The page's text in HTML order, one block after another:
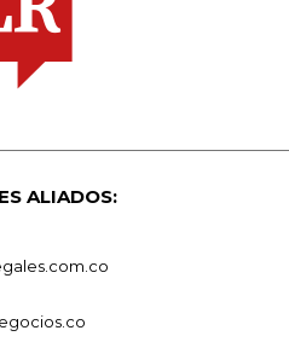
ALIADOS: